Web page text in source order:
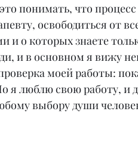
понимать, что
освободиться от
и о которых знаете
и в основном я вижу
моей работы:
я люблю свою работу, и
выбору души